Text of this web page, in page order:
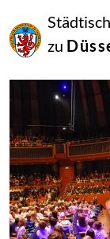
zu
Juli
2016
Netkotec